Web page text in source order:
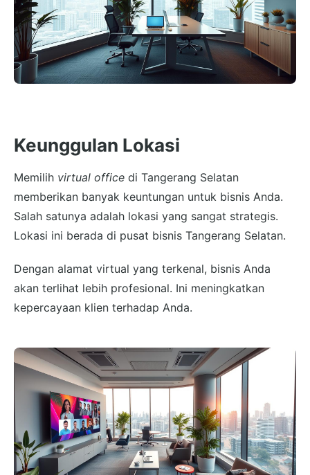
Keunggulan Lokasi
Memilih virtual office di Tangerang Selatan
memberikan banyak keuntungan untuk bisnis Anda.
Salah satunya adalah lokasi yang sangat strategis.
Lokasi ini berada di pusat bisnis Tangerang Selatan.
Dengan alamat virtual yang terkenal, bisnis Anda
akan terlihat lebih profesional. Ini meningkatkan
kepercayaan klien terhadap Anda.